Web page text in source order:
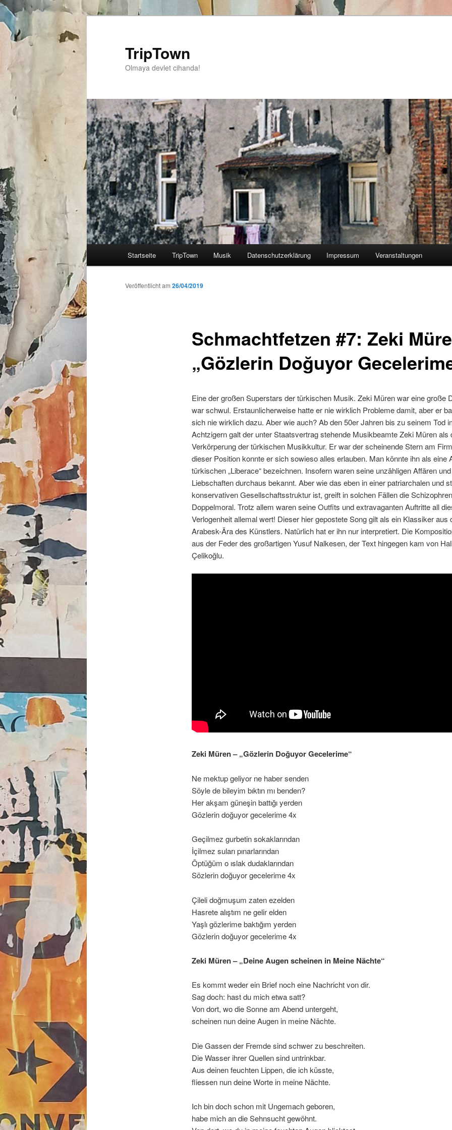
TripTown
Olmaya devlet cihanda!
Zum
Inhalt
Startseite TripTown Musik Datenschutzerklärung Impressum Veranstaltungen
Schmachtfetzen #7: Zeki
„Gözlerin Doğuyor
Veröffentlicht am 26/04/2019
Eine der großen Superstars der türkischen Musik. Zeki Müren war eine große
war schwul. Erstaunlicherweise hatte er nie wirklich Probleme damit, aber er
sich nie wirklich dazu. Aber wie auch? Ab den 50er Jahren bis zu seinem Tod
Achtzigern galt der unter Staatsvertrag stehende Musikbeamte Zeki Müren als
Verkörperung der türkischen Musikkultur. Er war der scheinende Stern am
dieser Position konnte er sich sowieso alles erlauben. Man könnte ihn als eine
türkischen „Liberace“ bezeichnen. Insofern waren seine unzähligen Affären und
Liebschaften durchaus bekannt. Aber wie das eben in einer patriarchalen und
konservativen Gesellschaftsstruktur ist, greift in solchen Fällen die
Doppelmoral. Trotz allem waren seine Outfits und extravaganten Auftritte all
Verlogenheit allemal wert! Dieser hier gepostete Song gilt als ein Klassiker aus
Arabesk-Ära des Künstlers. Natürlich hat er ihn nur interpretiert. Die
aus der Feder des großartigen Yusuf Nalkesen, der Text hingegen kam von
Çelikoğlu.
Zeki Müren – „Gözlerin Doğuyor Gecelerime“
Ne mektup geliyor ne haber senden
Söyle de bileyim bıktın mı benden?
Her akşam güneşin battığı yerden
Gözlerin doğuyor gecelerime 4x
Geçilmez gurbetin sokaklarından
İçilmez suları pınarlarından
Öptüğüm o ıslak dudaklarından
Sözlerin doğuyor gecelerime 4x
Çileli doğmuşum zaten ezelden
Hasrete alıştım ne gelir elden
Yaşlı gözlerime baktığım yerden
Gözlerin doğuyor gecelerime 4x
Zeki Müren – „Deine Augen scheinen in Meine Nächte“
Es kommt weder ein Brief noch eine Nachricht von dir.
Sag doch: hast du mich etwa satt?
Von dort, wo die Sonne am Abend untergeht,
scheinen nun deine Augen in meine Nächte.
Die Gassen der Fremde sind schwer zu beschreiten.
Die Wasser ihrer Quellen sind untrinkbar.
Aus deinen feuchten Lippen, die ich küsste,
fliessen nun deine Worte in meine Nächte.
Ich bin doch schon mit Ungemach geboren,
habe mich an die Sehnsucht gewöhnt.